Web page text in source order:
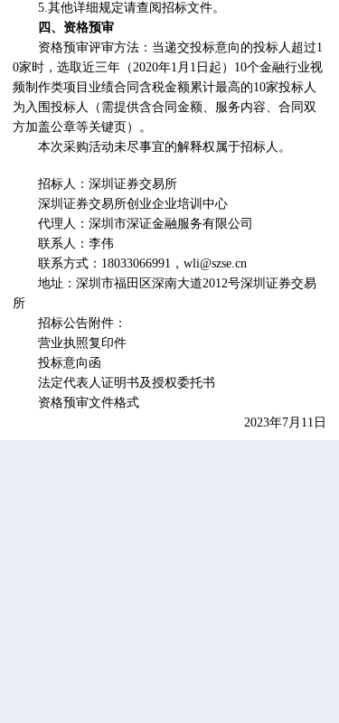
5.其他详细规定请查阅招标文件。
四、资格预审
资格预审评审方法：当递交投标意向的投标人超过1
0家时，选取近三年（2020年1月1日起）10个金融行业视
频制作类项目业绩合同含税金额累计最高的10家投标人
为入围投标人（需提供含合同金额、服务内容、合同双
方加盖公章等关键页）。
本次采购活动未尽事宜的解释权属于招标人。
招标人：深圳证券交易所
深圳证券交易所创业企业培训中心
代理人：深圳市深证金融服务有限公司
联系人：李伟
联系方式：18033066991，wli@szse.cn
地址：深圳市福田区深南大道2012号深圳证券交易
所
招标公告附件：
营业执照复印件
投标意向函
法定代表人证明书及授权委托书
资格预审文件格式
2023年7月11日